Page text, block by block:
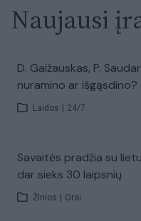
Naujausi
D. Gaižauskas, P.
nuramino ar išgąsdino?
Laidos 24/7
Savaitės pradžia su
dar sieks 30 laipsnių
Žinios Orai